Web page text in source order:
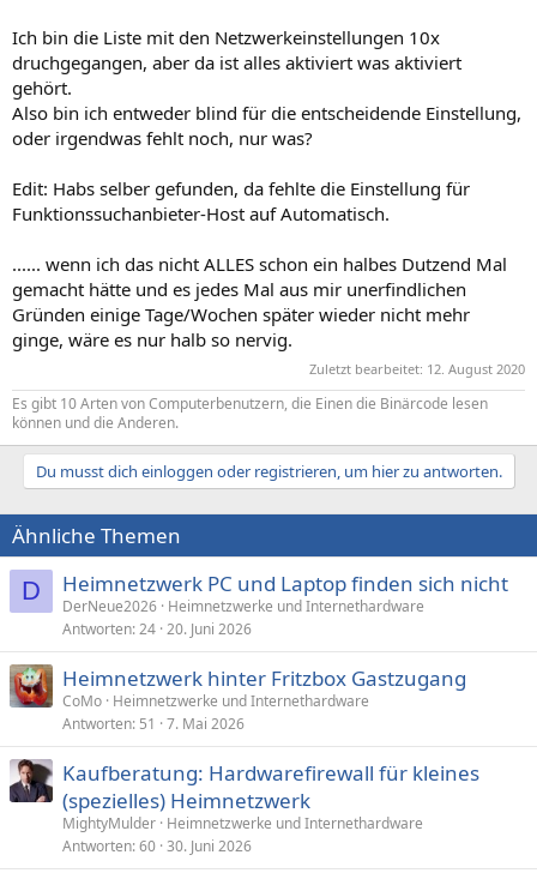
Ich bin die Liste mit den Netzwerkeinstellungen 10x
druchgegangen, aber da ist alles aktiviert was aktiviert
gehört.
Also bin ich entweder blind für die entscheidende Einstellung,
oder irgendwas fehlt noch, nur was?
Edit: Habs selber gefunden, da fehlte die Einstellung für
Funktionssuchanbieter-Host auf Automatisch.
...... wenn ich das nicht ALLES schon ein halbes Dutzend Mal
gemacht hätte und es jedes Mal aus mir unerfindlichen
Gründen einige Tage/Wochen später wieder nicht mehr
ginge, wäre es nur halb so nervig.
Zuletzt bearbeitet: 12. August 2020
Es gibt 10 Arten von Computerbenutzern, die Einen die Binärcode lesen
können und die Anderen.
Du musst dich einloggen oder registrieren, um hier zu antworten.
Ähnliche Themen
D Heimnetzwerk PC und Laptop finden sich nicht
DerNeue2026 Heimnetzwerke und Internethardware
Antworten 24 20. Juni 2026
Heimnetzwerk hinter Fritzbox Gastzugang
CoMo Heimnetzwerke und Internethardware
Antworten 51 7. Mai 2026
Kaufberatung: Hardwarefirewall für kleines
(spezielles) Heimnetzwerk
MightyMulder Heimnetzwerke und Internethardware
Antworten 60 30. Juni 2026